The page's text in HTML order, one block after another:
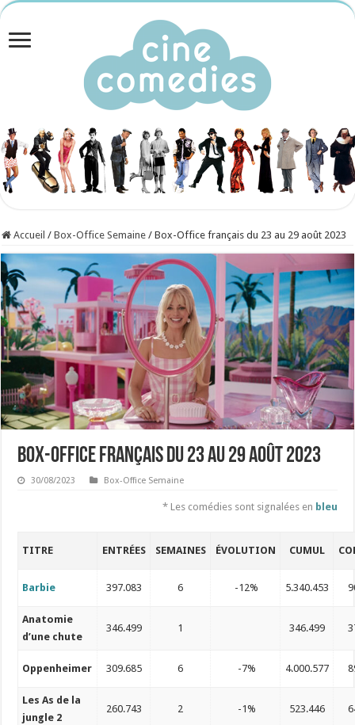
Accueil / Box-Office Semaine / Box-Office français du 23 au 29 août 2023
Box-Office français du 23 au 29 août 2023
30/08/2023 Box-Office Semaine
* Les comédies sont signalées en bleu
TITRE ENTRÉES SEMAINES ÉVOLUTION CUMUL
Barbie 397.083 6 -12% 5.340.453
Anatomie
d’une chute
346.499 1 346.499
Oppenheimer 309.685 6 -7% 4.000.577
Les As de la
jungle 2
260.743 2 -1% 523.446